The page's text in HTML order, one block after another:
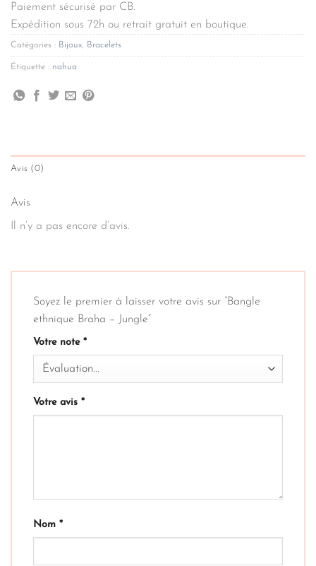
Paiement sécurisé par CB.
Expédition sous 72h ou retrait gratuit en boutique.
Catégories : Bijoux, Bracelets
Étiquette : nahua
Avis (0)
Avis
Il n’y a pas encore d’avis.
Soyez le premier à laisser votre avis sur “Bangle
ethnique Braha – Jungle”
Votre note *
Votre avis *
Nom *